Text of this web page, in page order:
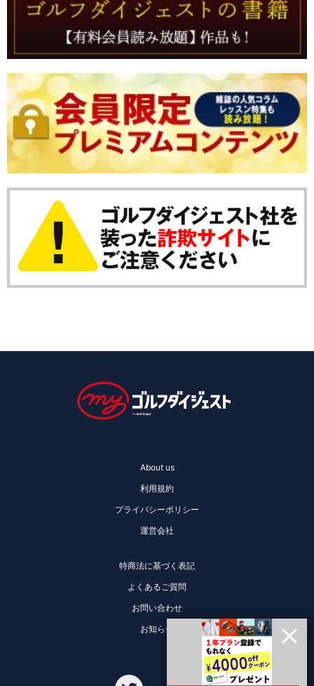
About us
利用規約
プライバシーポリシー
運営会社
特商法に基づく表記
よくあるご質問
お問い合わせ
お知らせ